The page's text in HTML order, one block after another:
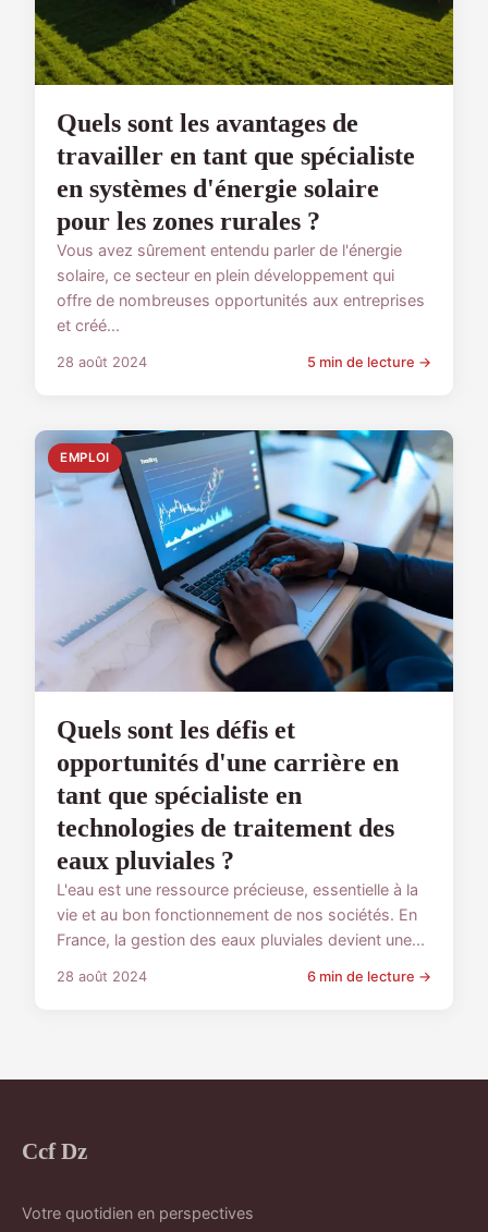
Quels sont les avantages de
travailler en tant que spécialiste
en systèmes d'énergie solaire
pour les zones rurales ?
Vous avez sûrement entendu parler de l'énergie
solaire, ce secteur en plein développement qui
offre de nombreuses opportunités aux entreprises
et créé...
28 août 2024 5 min de lecture →
EMPLOI
Quels sont les défis et
opportunités d'une carrière en
tant que spécialiste en
technologies de traitement des
eaux pluviales ?
L'eau est une ressource précieuse, essentielle à la
vie et au bon fonctionnement de nos sociétés. En
France, la gestion des eaux pluviales devient une...
28 août 2024 6 min de lecture →
Ccf Dz
Votre quotidien en perspectives